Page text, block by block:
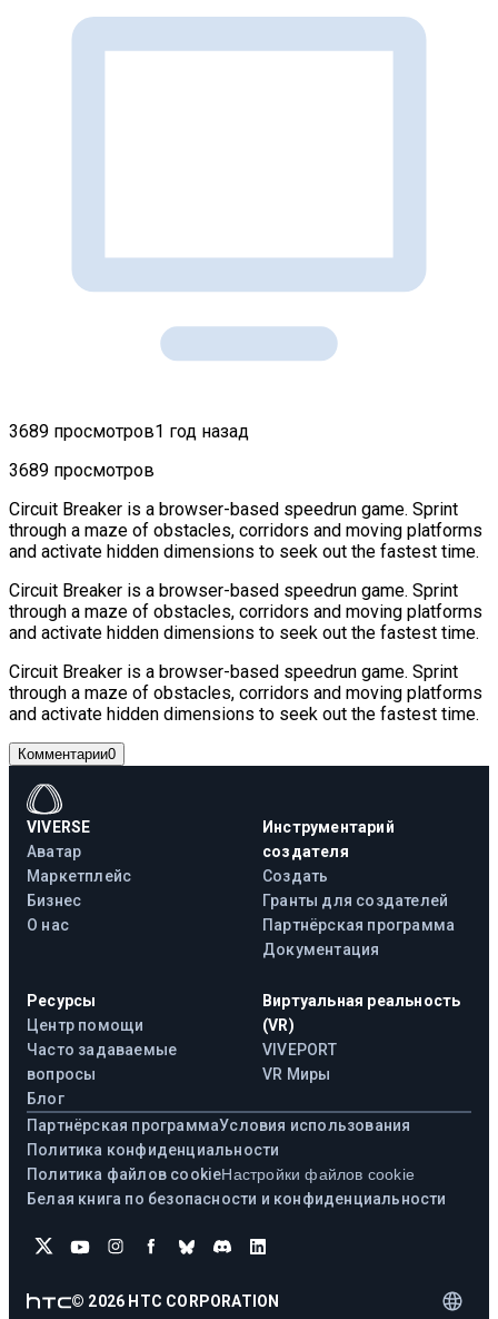
3689 просмотров1 год назад
3689 просмотров
Circuit Breaker is a browser-based speedrun game. Sprint
through a maze of obstacles, corridors and moving platforms
and activate hidden dimensions to seek out the fastest time.
Circuit Breaker is a browser-based speedrun game. Sprint
through a maze of obstacles, corridors and moving platforms
and activate hidden dimensions to seek out the fastest time.
Circuit Breaker is a browser-based speedrun game. Sprint
through a maze of obstacles, corridors and moving platforms
and activate hidden dimensions to seek out the fastest time.
Комментарии0
VIVERSE
Аватар
Маркетплейс
Бизнес
О нас
Инструментарий
создателя
Создать
Гранты для создателей
Партнёрская программа
Документация
Ресурсы
Центр помощи
Часто задаваемые
вопросы
Блог
Виртуальная реальность
(VR)
VIVEPORT
VR Миры
Партнёрская программаУсловия использования
Политика конфиденциальности
Политика файлов cookieНастройки файлов cookie
Белая книга по безопасности и конфиденциальности
© 2026 HTC CORPORATION